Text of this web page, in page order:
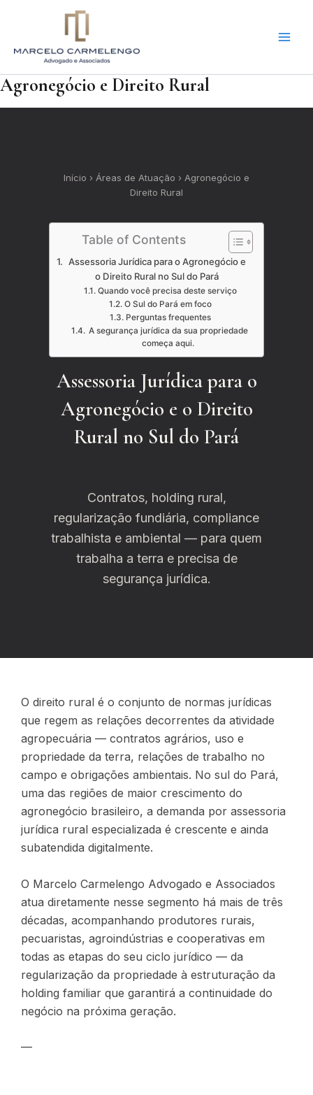
conteúdo
Agronegócio e Direito Rural
Início › Áreas de Atuação › Agronegócio e
Direito Rural
Table of Contents
Assessoria Jurídica para o Agronegócio e
o Direito Rural no Sul do Pará
Quando você precisa deste serviço
O Sul do Pará em foco
Perguntas frequentes
A segurança jurídica da sua propriedade
começa aqui.
Assessoria Jurídica para o
Agronegócio e o Direito
Rural no Sul do Pará
Contratos, holding rural,
regularização fundiária, compliance
trabalhista e ambiental — para quem
trabalha a terra e precisa de
segurança jurídica.
O direito rural é o conjunto de normas jurídicas
que regem as relações decorrentes da atividade
agropecuária — contratos agrários, uso e
propriedade da terra, relações de trabalho no
campo e obrigações ambientais. No sul do Pará,
uma das regiões de maior crescimento do
agronegócio brasileiro, a demanda por assessoria
jurídica rural especializada é crescente e ainda
subatendida digitalmente.
O Marcelo Carmelengo Advogado e Associados
atua diretamente nesse segmento há mais de três
décadas, acompanhando produtores rurais,
pecuaristas, agroindústrias e cooperativas em
todas as etapas do seu ciclo jurídico — da
regularização da propriedade à estruturação da
holding familiar que garantirá a continuidade do
negócio na próxima geração.
—